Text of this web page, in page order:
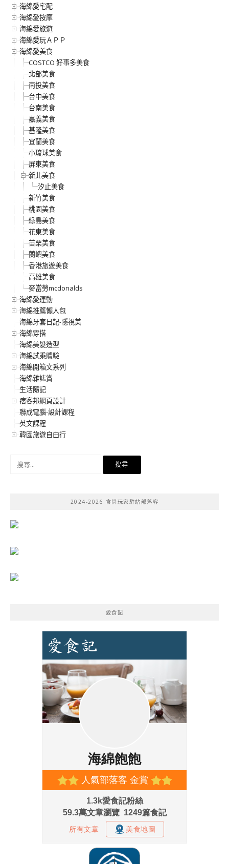
海綿愛宅配
海綿愛按摩
海綿愛旅遊
海綿愛玩ＡＰＰ
海綿愛美食
COSTCO 好事多美食
北部美食
南投美食
台中美食
台南美食
嘉義美食
基隆美食
宜蘭美食
小琉球美食
屏東美食
新北美食
汐止美食
新竹美食
桃園美食
綠島美食
花東美食
苗栗美食
蘭嶼美食
香港旅遊美食
高雄美食
麥當勞mcdonalds
海綿愛運動
海綿推薦懶人包
海綿牙套日記-隱視美
海綿穿搭
海綿美髮造型
海綿試乘體驗
海綿開箱文系列
海綿雜誌賞
生活隨記
痞客邦網頁設計
聯成電腦-設計課程
英文課程
韓國旅遊自由行
2024-2026 食尚玩家駐站部落客
愛食記